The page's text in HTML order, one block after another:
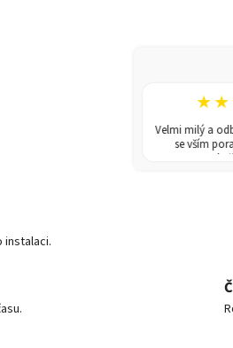
Velmi milý a
se vším
instalaci.